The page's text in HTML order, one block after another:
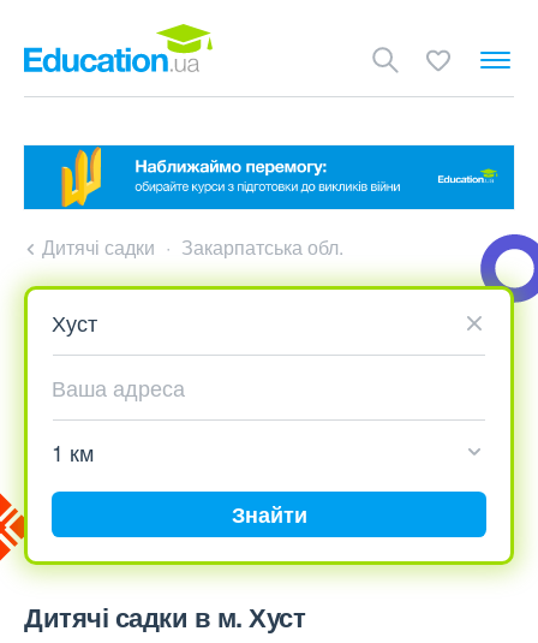
Дитячі садки Закарпатська обл.
Знайти
Дитячі садки в м. Хуст